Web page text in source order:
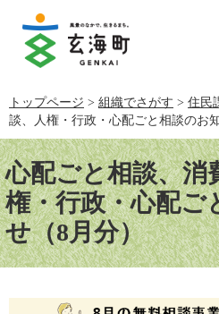
で
す。
ば
し
て
本
文
へ
トップページ > 組織でさがす > 住民
談、人権・行政・心配ごと相談のお
本
文心配ごと相談、消
権・行政・心配ご
せ（8月分）